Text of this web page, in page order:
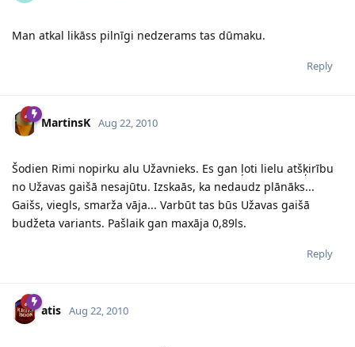
Man atkal likāss pilnīgi nedzerams tas dūmaku.
Reply
MartinsK Aug 22, 2010
Šodien Rimi nopirku alu Užavnieks. Es gan ļoti lielu atšķirību
no Užavas gaišā nesajūtu. Izskaās, ka nedaudz plānāks...
Gaišs, viegls, smarža vāja... Varbūt tas būs Užavas gaišā
budžeta variants. Pašlaik gan maxāja 0,89ls.
Reply
atis Aug 22, 2010